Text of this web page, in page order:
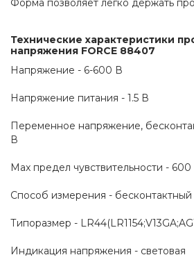
Форма позволяет легко держать
Технические характеристики
напряжения FORCE 88407
Напряжение - 6-600 В
Напряжение питания - 1.5 В
Переменное напряжение,
В
Max предел чувствительности -
Способ измерения - бесконтактный
Типоразмер -
Индикация напряжения - световая